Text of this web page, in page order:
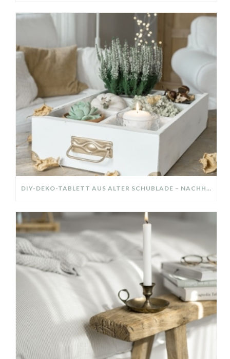
DIY-DEKO-TABLETT AUS ALTER SCHUBLADE – NACHHALTIGE HERBSTDEKO SELBER MACHEN!